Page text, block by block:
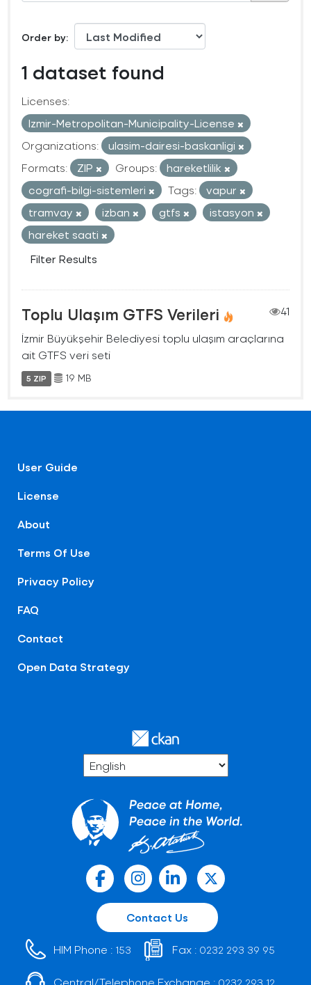
Order by
1 dataset found
Licenses:
Izmir-Metropolitan-Municipality-License
Organizations:
ulasim-dairesi-baskanligi
Formats:
ZIP Groups:
hareketlilik
cografi-bilgi-sistemleri
Tags:
vapur
tramvay
izban gtfs
istasyon
hareket saati
Filter Results
Toplu Ulaşım GTFS Verileri
41
İzmir Büyükşehir Belediyesi toplu ulaşım araçlarına
ait GTFS veri seti
5 ZIP 19 MB
User Guide
License
About
Terms Of Use
Privacy Policy
FAQ
Contact
Open Data Strategy
Contact Us
HIM Phone : 153 Fax : 0232 293 39 95
Central/Telephone Exchange :